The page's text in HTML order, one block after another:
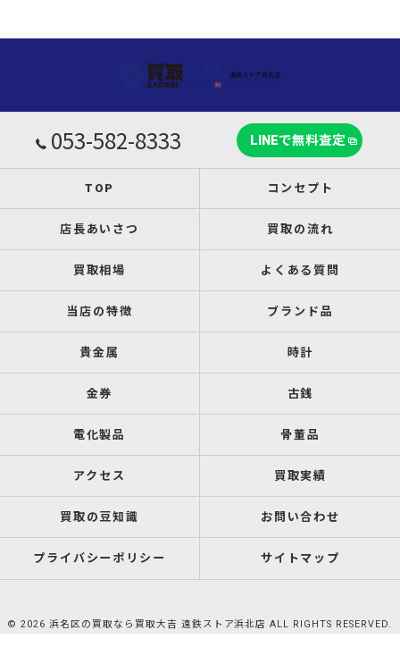
053-582-8333 LINEで無料査定
TOP コンセプト
店長あいさつ 買取の流れ
買取相場 よくある質問
当店の特徴 ブランド品
貴金属 時計
金券 古銭
電化製品 骨董品
アクセス 買取実績
買取の豆知識 お問い合わせ
プライバシーポリシー サイトマップ
© 2026 浜名区の買取なら買取大吉 遠鉄ストア浜北店 ALL RIGHTS RESERVED.